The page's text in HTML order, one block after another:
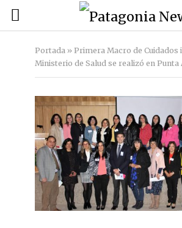
Portada» Primera Macro de Cuidados
Ministerio de Salud se realizó en Punta